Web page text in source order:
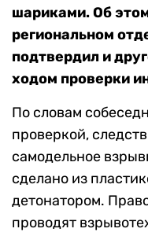
шариками. Об
региональном
подтвердил и
ходом проверки
По словам
проверкой,
самодельное
сделано из
детонатором.
проводят